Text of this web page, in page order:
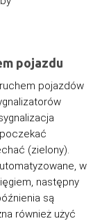
pojazdu
pojazdów
(zielony).
w
następny
są
również użyć